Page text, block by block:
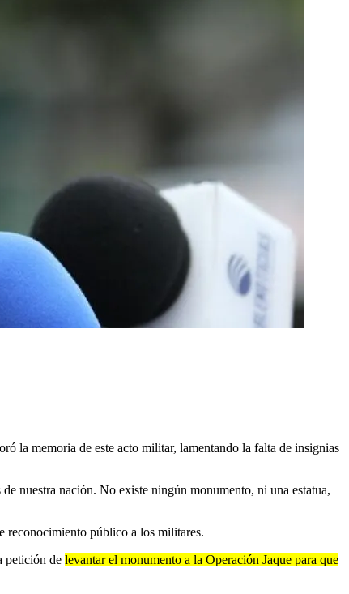
la memoria de este acto militar, lamentando la falta de insignias
nuestra nación. No existe ningún monumento, ni una estatua,
reconocimiento público a los militares.
petición de levantar el monumento a la Operación Jaque para que